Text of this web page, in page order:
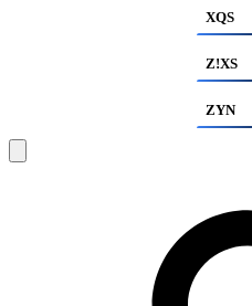
XQS
Z!XS
ZYN